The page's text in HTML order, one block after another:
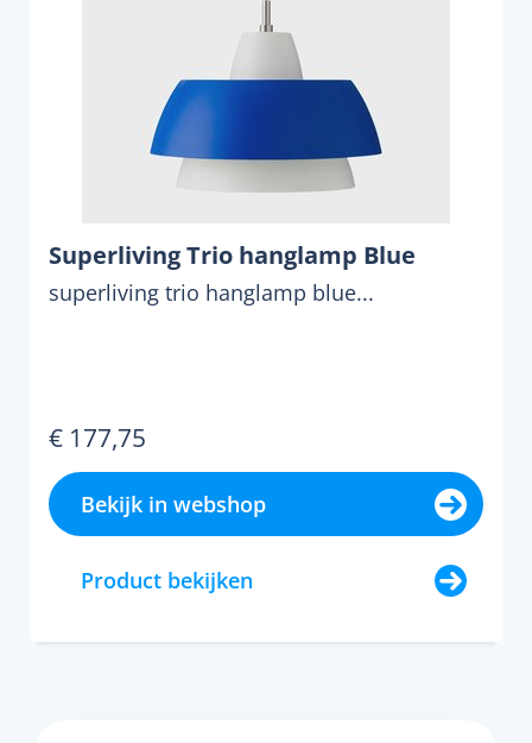
Superliving Trio hanglamp Blue
superliving trio hanglamp blue...
€ 177,75
Bekijk in webshop
Product bekijken